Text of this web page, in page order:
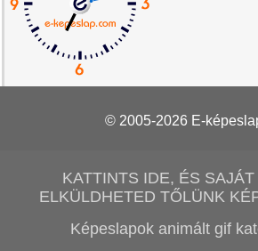
© 2005-2026 E-
KATTINTS IDE, ÉS
ELKÜLDHETED TŐLÜNK
Képeslapok animált gif